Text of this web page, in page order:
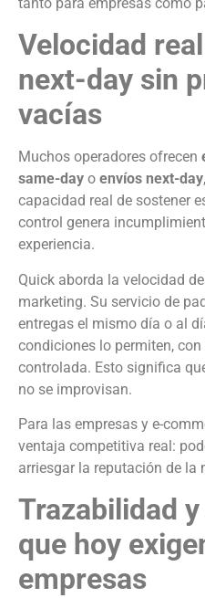
Velocidad
next-day sin
vacías
Muchos operadores ofrecen
same-day o envíos next-day
capacidad real de sostener
control genera
experiencia.
Quick aborda la velocidad
marketing. Su servicio de
entregas el mismo día o al
condiciones lo permiten,
controlada. Esto significa
no se improvisan.
Para las empresas y e-
ventaja competitiva real:
arriesgar la reputación de la
Trazabilidad
que hoy
empresas